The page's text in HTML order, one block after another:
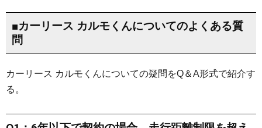
■カーリース カルモくんについてのよくある質
問
カーリース カルモくんについての疑問をQ＆A形式で紹介す
る。